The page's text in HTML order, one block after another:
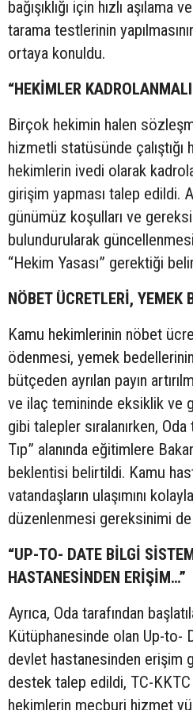
bağışıklığı için hızlı aşılama
tarama testlerinin
ortaya konuldu.
“HEKİMLER
Birçok hekimin halen
hizmetli statüsünde çalıştığı
hekimlerin ivedi olarak
girişim yapması talep edildi.
günümüz koşulları ve
bulundurularak
“Hekim Yasası” gerektiği
NÖBET ÜCRETLERİ, YEMEK
Kamu hekimlerinin nöbet
ödenmesi, yemek bedellerinin
bütçeden ayrılan payın
ve ilaç temininde eksiklik ve
gibi talepler sıralanırken, Oda
Tıp” alanında eğitimlere
beklentisi belirtildi. Kamu
vatandaşların ulaşımını
düzenlenmesi gereksinimi de
“UP-TO- DATE BİLGİ
HASTANESİNDEN ERİŞİM…”
Ayrıca, Oda tarafından
Kütüphanesinde olan Up-to-
devlet hastanesinden erişim
destek talep edildi, TC-
hekimlerin mecburi hizmet